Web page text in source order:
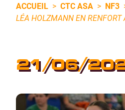
ACCUEIL > CTC ASA > NF3
LÉA HOLZMANN EN RENFORT
21/06/